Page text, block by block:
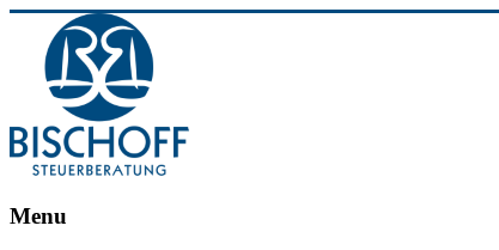
BISCHOFF
Menu